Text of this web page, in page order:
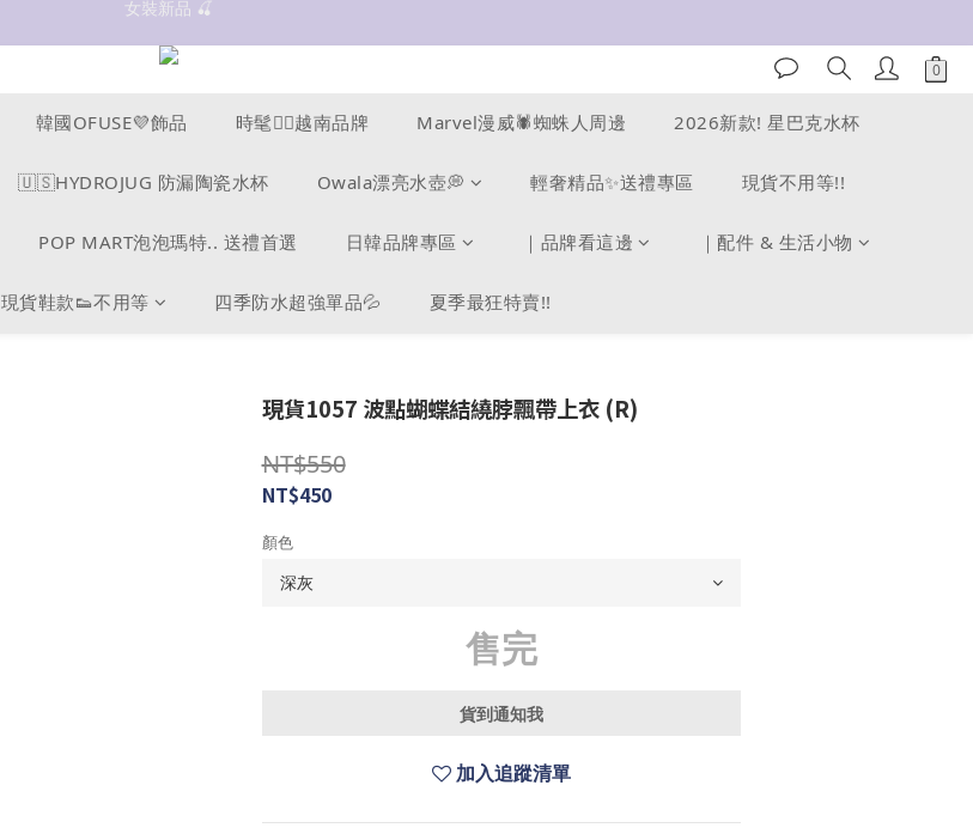
抗UV 50+防曬外套 $299🧊🧊
✨OWALA多款任選✨  點我看全部
韓國OFUSE💜飾品 時髦❤️‍🔥越南品牌 Marvel漫威🕷️蜘蛛人周邊 2026新款! 星巴克水杯
🇺🇸HYDROJUG 防漏陶瓷水杯 Owala漂亮水壺💭 輕奢精品✨送禮專區 現貨不用等!!
POP MART泡泡瑪特.. 送禮首選 日韓品牌專區 ｜品牌看這邊 ｜配件 & 生活小物
現貨鞋款👟不用等 四季防水超強單品💦 夏季最狂特賣!!
現貨1057 波點蝴蝶結繞脖飄帶上衣 (R)
NT$550
NT$450
顏色
售完
貨到通知我
加入追蹤清單